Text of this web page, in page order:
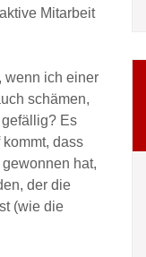
Mitarbeit
wenn ich einer
schämen,
Es
dass
hat,
der die
(wie die